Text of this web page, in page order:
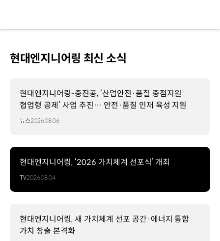
현대엔지니어링 최신 소식
현대엔지니어링-중진공, ‘산업안전·품질 중점지원
협업형 공제’ 사업 추진… 안전·품질 인재 육성 지원
뉴스2026.08.06
현대엔지니어링, ‘2026 가치체계 선포식’ 개최
TV2026.08.04
현대엔지니어링, 새 가치체계 선포 공간·에너지 통합
가치 창출 본격화